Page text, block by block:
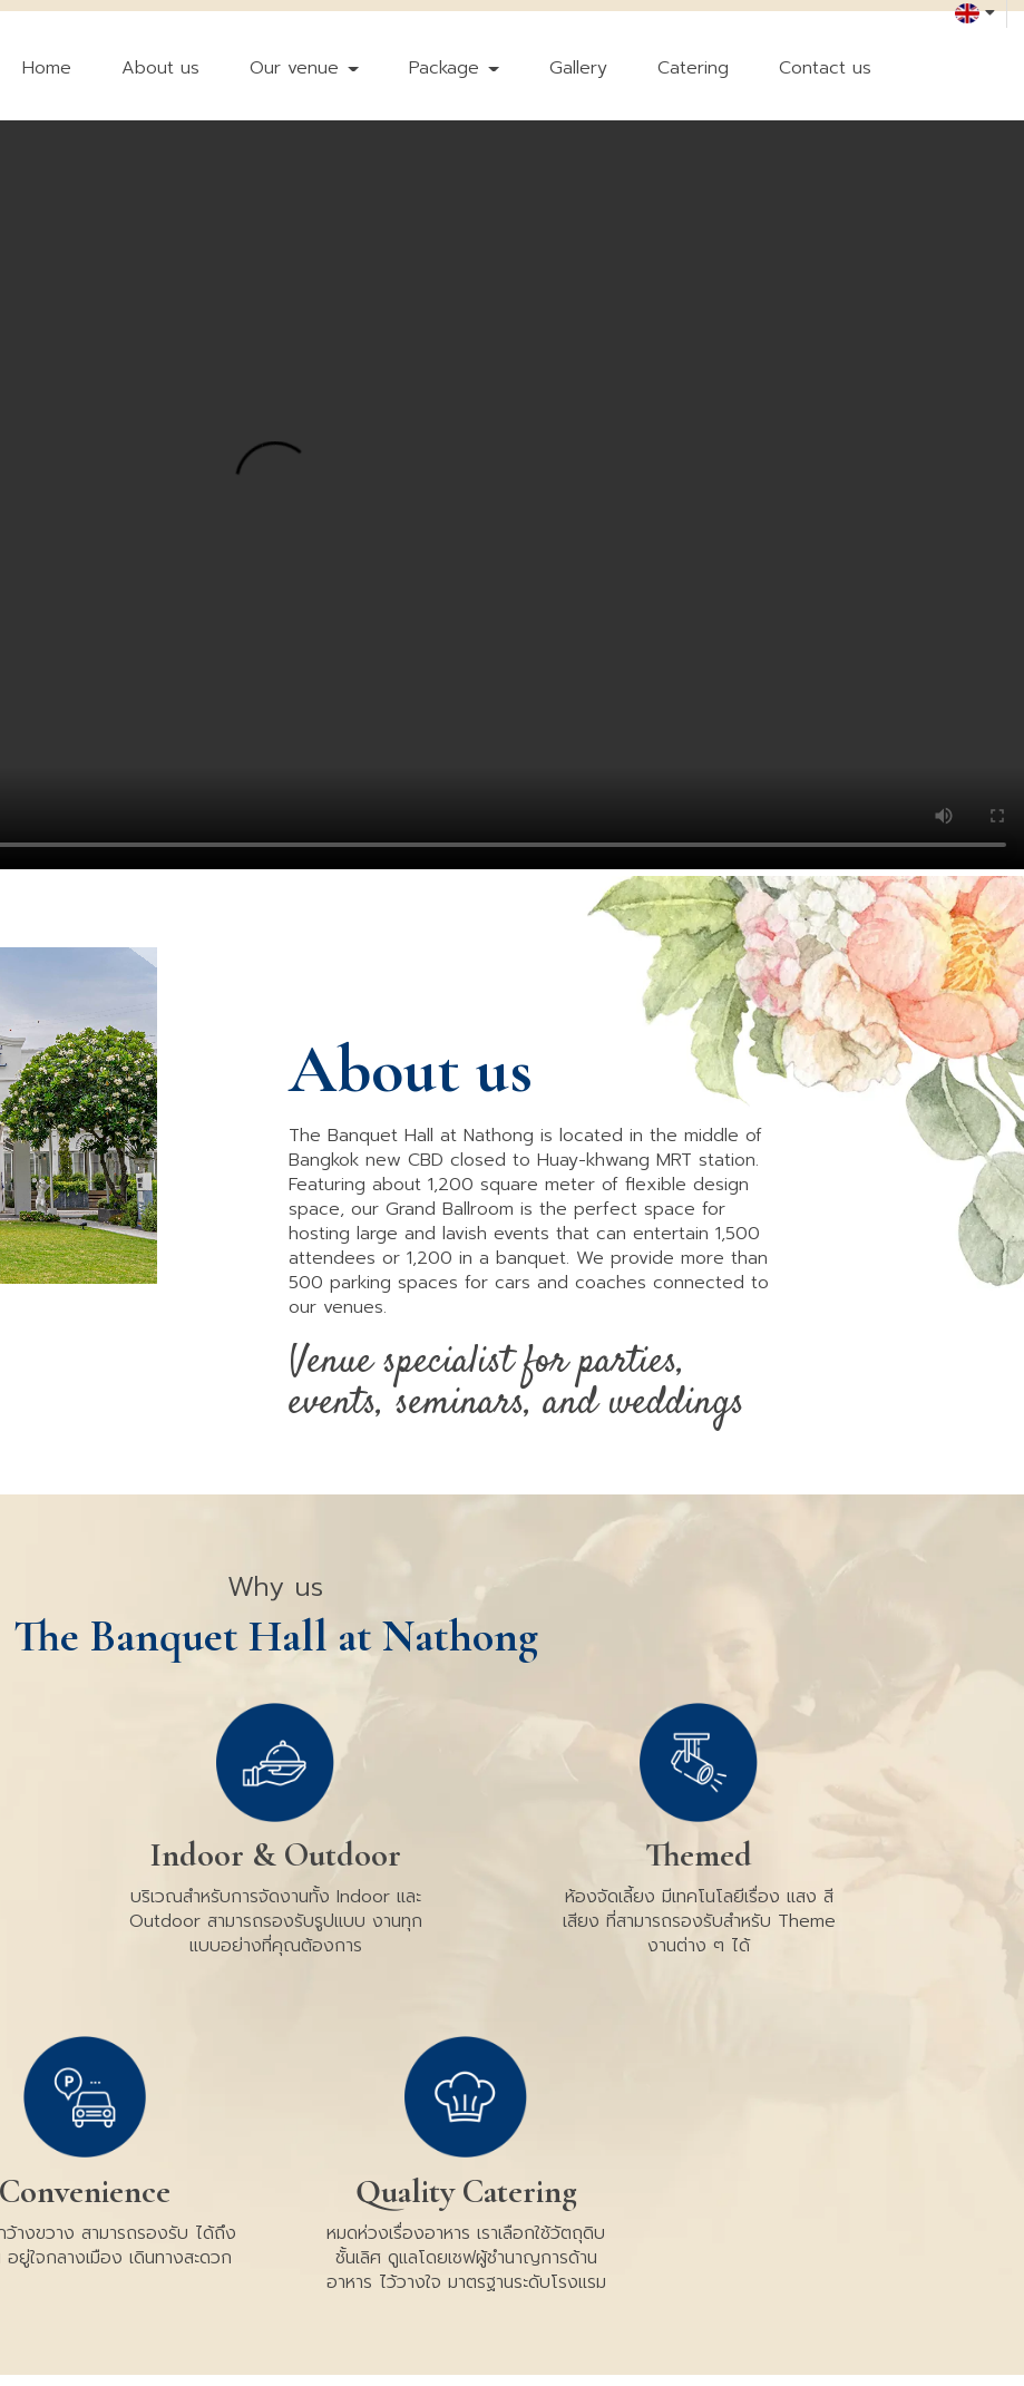
Home About us Our venue Package Gallery Catering Contact us
About us
The Banquet Hall at Nathong is located in the middle of
Bangkok new CBD closed to Huay-khwang MRT station.
Featuring about 1,200 square meter of flexible design
space, our Grand Ballroom is the perfect space for
hosting large and lavish events that can entertain 1,500
attendees or 1,200 in a banquet. We provide more than
500 parking spaces for cars and coaches connected to
our venues.
Venue specialist for parties,
events, seminars, and weddings
Why us
The Banquet Hall at Nathong
Indoor & Outdoor
บริเวณสำหรับการจัดงานทั้ง Indoor และ
Outdoor สามารถรองรับรูปแบบ งานทุก
แบบอย่างที่คุณต้องการ
Themed
ห้องจัดเลี้ยง มีเทคโนโลยีเรื่อง แสง สี
เสียง ที่สามารถรองรับสำหรับ Theme
งานต่าง ๆ ได้
Convenience
างขวาง สามารถรองรับ ได้ถึง
ยู่ใจกลางเมือง เดินทางสะดวก
Quality Catering
หมดห่วงเรื่องอาหาร เราเลือกใช้วัตถุดิบ
ชั้นเลิศ ดูแลโดยเชฟผู้ชำนาญการด้าน
อาหาร ไว้วางใจ มาตรฐานระดับโรงแรม